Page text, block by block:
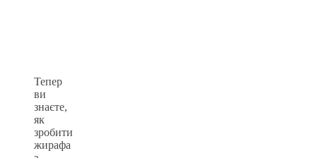
Тепер
ви
знаєте,
як
зробити
жирафа